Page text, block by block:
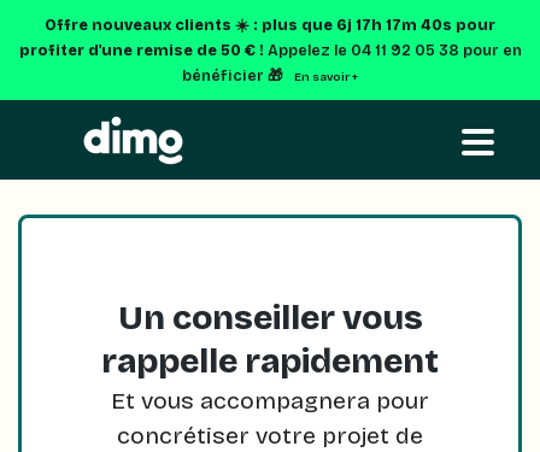
Offre nouveaux clients ☀️ : plus que 6j 17h 17m 40s pour
profiter d'une remise de 50 € ! Appelez le 04 11 92 05 38 pour en
bénéficier 🎁
En savoir +
Un conseiller vous
rappelle rapidement
Et vous accompagnera pour
concrétiser votre projet de